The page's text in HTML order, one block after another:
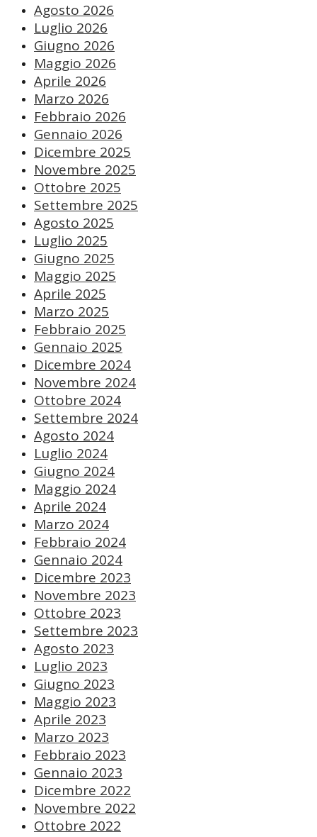
Agosto 2026
Luglio 2026
Giugno 2026
Maggio 2026
Aprile 2026
Marzo 2026
Febbraio 2026
Gennaio 2026
Dicembre 2025
Novembre 2025
Ottobre 2025
Settembre 2025
Agosto 2025
Luglio 2025
Giugno 2025
Maggio 2025
Aprile 2025
Marzo 2025
Febbraio 2025
Gennaio 2025
Dicembre 2024
Novembre 2024
Ottobre 2024
Settembre 2024
Agosto 2024
Luglio 2024
Giugno 2024
Maggio 2024
Aprile 2024
Marzo 2024
Febbraio 2024
Gennaio 2024
Dicembre 2023
Novembre 2023
Ottobre 2023
Settembre 2023
Agosto 2023
Luglio 2023
Giugno 2023
Maggio 2023
Aprile 2023
Marzo 2023
Febbraio 2023
Gennaio 2023
Dicembre 2022
Novembre 2022
Ottobre 2022